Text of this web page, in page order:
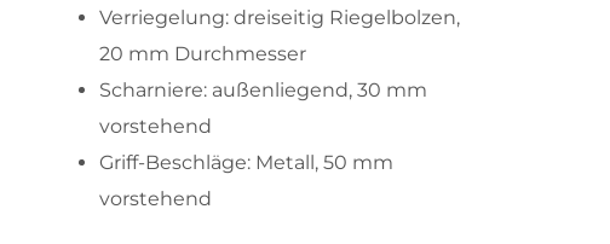
Verriegelung: dreiseitig Riegelbolzen,
20 mm Durchmesser
Scharniere: außenliegend, 30 mm
vorstehend
Griff-Beschläge: Metall, 50 mm
vorstehend